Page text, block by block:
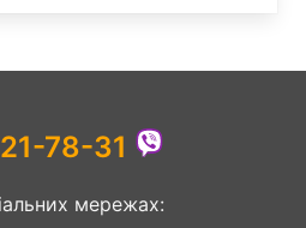
78-31
мережах: